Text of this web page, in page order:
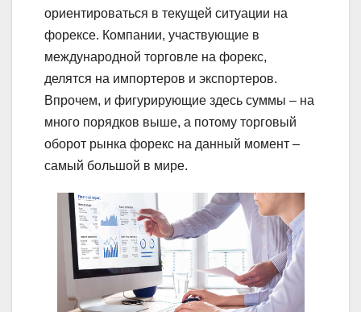
ориентироваться в текущей ситуации на
форексе. Компании, участвующие в
международной торговле на форекс,
делятся на импортеров и экспортеров.
Впрочем, и фигурирующие здесь суммы – на
много порядков выше, а потому торговый
оборот рынка форекс на данный момент –
самый большой в мире.